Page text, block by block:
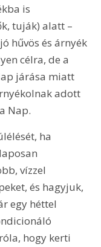
is
tuják) alatt –
hűvös és árnyék
célra, de a
járása miatt
adott
Nap.
ha
vízzel
és hagyjuk,
egy héttel
hogy kerti